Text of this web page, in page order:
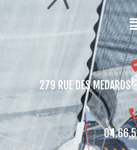
279 RUE DES